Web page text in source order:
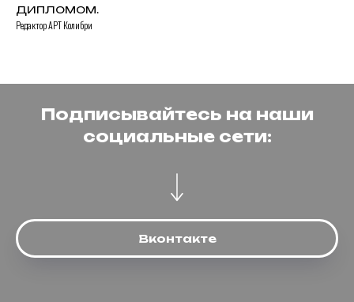
дипломом.
Редактор АРТ Колибри
Подписывайтесь на наши
социальные сети:
Вконтакте